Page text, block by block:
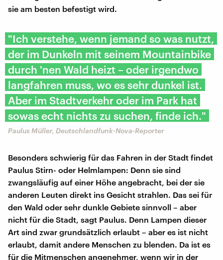
sie am besten befestigt wird.
"Ich verstehe, wenn jemand so was nutzt,
der im Dunkeln mit seinem Mountainbike
durch 'nen Wald heizt – oder irgendwo
langfahren muss, wo es sehr dunkel ist.
Aber im Stadtverkehr oder im Park hat
sowas echt nichts zu suchen, finde ich."
Paulus Müller, Deutschlandfunk-Nova-Reporter
Besonders schwierig für das Fahren in der Stadt findet
Paulus Stirn- oder Helmlampen: Denn sie sind
zwangsläufig auf einer Höhe angebracht, bei der sie
anderen Leuten direkt ins Gesicht strahlen. Das sei für
den Wald oder sehr dunkle Gebiete sinnvoll – aber
nicht für die Stadt, sagt Paulus. Denn Lampen dieser
Art sind zwar grundsätzlich erlaubt – aber es ist nicht
erlaubt, damit andere Menschen zu blenden. Da ist es
für die Mitmenschen angenehmer, wenn wir in der